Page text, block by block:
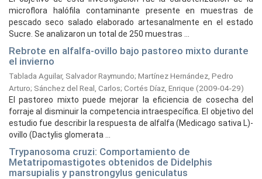
microflora halófila contaminante presente en muestras de
pescado seco salado elaborado artesanalmente en el estado
Sucre. Se analizaron un total de 250 muestras ...
Rebrote en alfalfa-ovillo bajo pastoreo mixto durante
el invierno
Tablada Aguilar, Salvador Raymundo; Martínez Hernández, Pedro
Arturo; Sánchez del Real, Carlos; Cortés Díaz, Enrique (2009-04-29)
El pastoreo mixto puede mejorar la eficiencia de cosecha del
forraje al disminuir la competencia intraespecífica. El objetivo del
estudio fue describir la respuesta de alfalfa (Medicago sativa L)-
ovillo (Dactylis glomerata ...
Trypanosoma cruzi: Comportamiento de
Metatripomastigotes obtenidos de Didelphis
marsupialis y panstrongylus geniculatus